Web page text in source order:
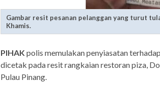
Gambar resit pesanan pelanggan yang turut
Khamis.
PIHAK polis memulakan penyiasatan
dicetak pada resit rangkaian restoran piza,
Pulau Pinang.